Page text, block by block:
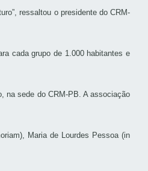
ressaltou o presidente do CRM-
cada grupo de 1.000 habitantes e
na sede do CRM-PB. A associação
Maria de Lourdes Pessoa (in